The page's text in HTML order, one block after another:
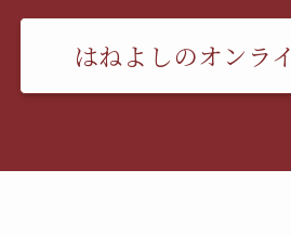
はねよしのオンラ